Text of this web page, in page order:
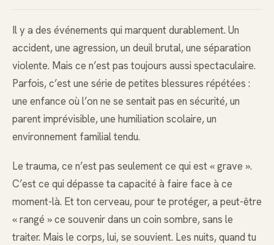
Il y a des événements qui marquent durablement. Un
accident, une agression, un deuil brutal, une séparation
violente. Mais ce n’est pas toujours aussi spectaculaire.
Parfois, c’est une série de petites blessures répétées :
une enfance où l’on ne se sentait pas en sécurité, un
parent imprévisible, une humiliation scolaire, un
environnement familial tendu.
Le trauma, ce n’est pas seulement ce qui est « grave ».
C’est ce qui dépasse ta capacité à faire face à ce
moment-là. Et ton cerveau, pour te protéger, a peut-être
« rangé » ce souvenir dans un coin sombre, sans le
traiter. Mais le corps, lui, se souvient. Les nuits, quand tu